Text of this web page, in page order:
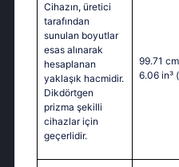
Cihazın, üretici
tarafından
sunulan boyutlar
esas alınarak
hesaplanan
yaklaşık hacmidir.
Dikdörtgen
prizma şekilli
cihazlar için
geçerlidir.
99.71
6.06 in³